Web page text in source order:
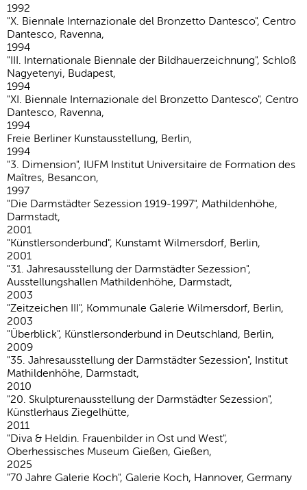
1992
"X. Biennale Internazionale del Bronzetto Dantesco", Centro
Dantesco, Ravenna,
1994
"III. Internationale Biennale der Bildhauerzeichnung", Schloß
Nagyetenyi, Budapest,
1994
"XI. Biennale Internazionale del Bronzetto Dantesco", Centro
Dantesco, Ravenna,
1994
Freie Berliner Kunstausstellung, Berlin,
1994
"3. Dimension", IUFM Institut Universitaire de Formation des
Maîtres, Besancon,
1997
"Die Darmstädter Sezession 1919-1997", Mathildenhöhe,
Darmstadt,
2001
"Künstlersonderbund", Kunstamt Wilmersdorf, Berlin,
2001
"31. Jahresausstellung der Darmstädter Sezession",
Ausstellungshallen Mathildenhöhe, Darmstadt,
2003
"Zeitzeichen III", Kommunale Galerie Wilmersdorf, Berlin,
2003
"Überblick", Künstlersonderbund in Deutschland, Berlin,
2009
"35. Jahresausstellung der Darmstädter Sezession", Institut
Mathildenhöhe, Darmstadt,
2010
"20. Skulpturenausstellung der Darmstädter Sezession",
Künstlerhaus Ziegelhütte,
2011
"Diva & Heldin. Frauenbilder in Ost und West",
Oberhessisches Museum Gießen, Gießen,
2025
"70 Jahre Galerie Koch", Galerie Koch, Hannover, Germany